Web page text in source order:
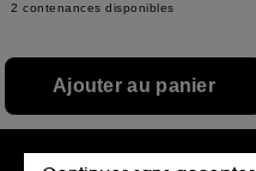
2 contenances disponibles
Ajouter au panier